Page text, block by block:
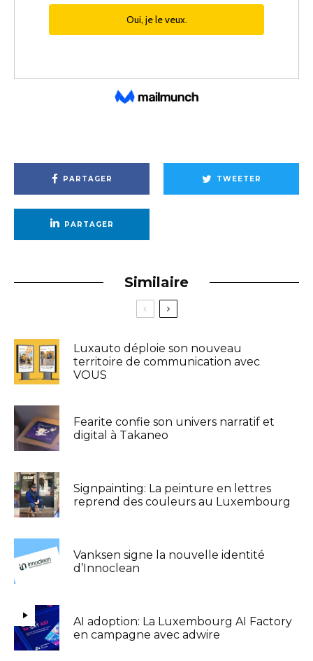
PARTAGER TWEETER
PARTAGER
Similaire
Luxauto déploie son nouveau
territoire de communication avec
VOUS
Fearite confie son univers narratif et
digital à Takaneo
Signpainting: La peinture en lettres
reprend des couleurs au Luxembourg
Vanksen signe la nouvelle identité
d’Innoclean
AI adoption: La Luxembourg AI Factory
en campagne avec adwire